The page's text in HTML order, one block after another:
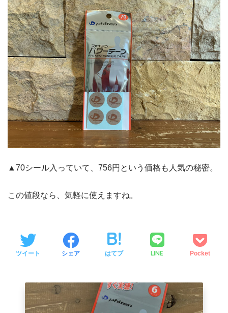
▲70シール入っていて、756円という価格も人気の秘密。
この値段なら、気軽に使えますね。
ツイート シェア はてブ LINE Pocket